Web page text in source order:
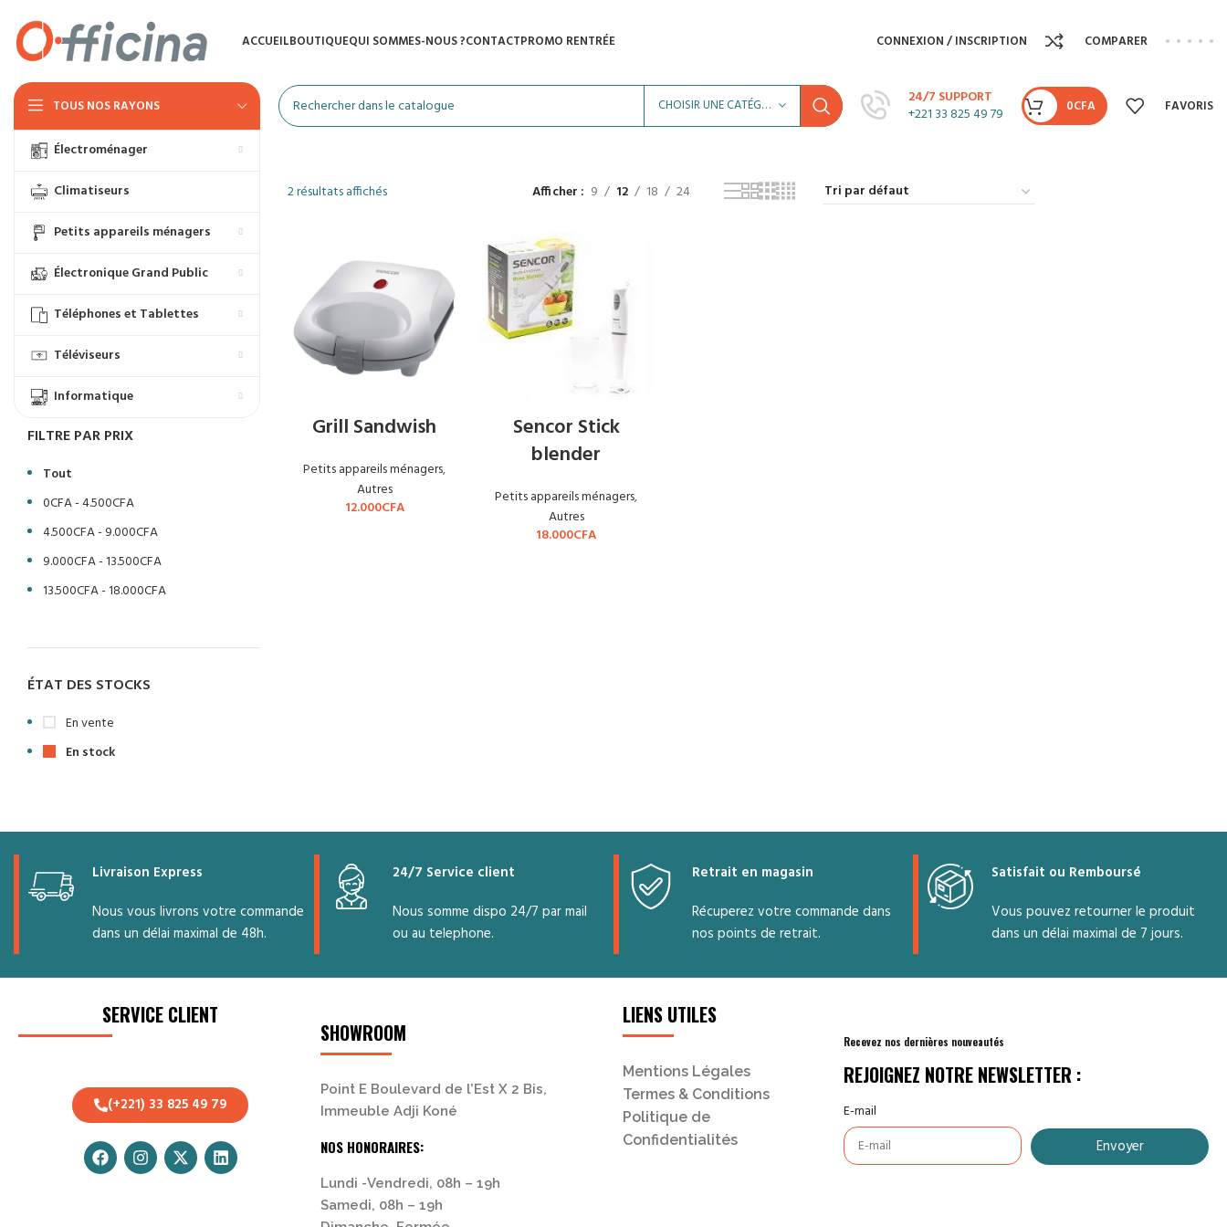
ACCUEILBOUTIQUEQUI SOMMES-NOUS ?CONTACTPROMO RENTRÉE CONNEXION / INSCRIPTION COMPARER
TOUS NOS RAYONS
Électroménager
Climatiseurs
Petits appareils ménagers
Électronique Grand Public
Téléphones et Tablettes
Téléviseurs
Informatique
CHOISIR UNE CATÉGORIE
24/7 SUPPORT
+221 33 825 49 79
0CFA FAVORIS
FILTRE PAR PRIX
Tout
0CFA-4.500CFA
4.500CFA- 9.000CFA
9.000CFA-13.500CFA
13.500CFA-18.000CFA
ÉTAT DES STOCKS
En vente
En stock
2 résultats affichés Afficher 9 12 18 24
Grill Sandwish
Petits appareils ménagers,
Autres
12.000CFA
Sencor Stick
blender
Petits appareils ménagers,
Autres
18.000CFA
Livraison Express
Nous vous livrons votre commande
dans un délai maximal de 48h.
24/7 Service client
Nous somme dispo 24/7 par mail
ou au telephone.
Retrait en magasin
Récuperez votre commande dans
nos points de retrait.
Satisfait ou Remboursé
Vous pouvez retourner le produit
dans un délai maximal de 7 jours.
SERVICE CLIENT
(+221) 33 825 49 79
SHOWROOM
Point E Boulevard de l’Est X 2 Bis,
Immeuble Adji Koné
NOS HONORAIRES:
Lundi -Vendredi, 08h – 19h
Samedi, 08h – 19h
LIENS UTILES
Mentions Légales
Termes & Conditions
Politique de
Confidentialités
Recevez nos dernières nouveautés
REJOIGNEZ NOTRE NEWSLETTER :
E-mail
Envoyer